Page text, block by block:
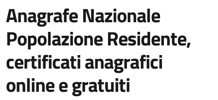
Anagrafe Nazionale
Popolazione Residente,
certificati anagrafici
online e gratuiti